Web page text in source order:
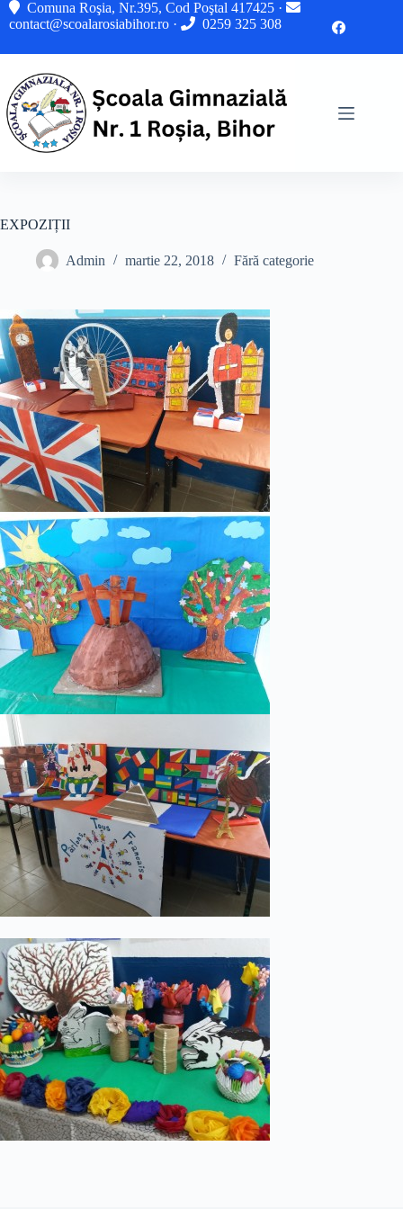
Sari Comuna Roşia, Nr.395, Cod Poştal 417425 ·
contact@scoalarosiabihor.ro · 0259 325 308
EXPOZIȚII
Admin martie 22, 2018 Fără categorie